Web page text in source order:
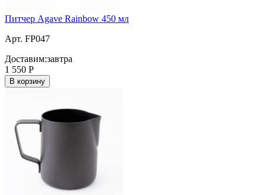
Питчер Agave Rainbow 450 мл
Арт. FP047
Доставим:завтра
1 550 Р
В корзину